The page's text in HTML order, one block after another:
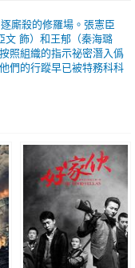
廝殺的修羅場。張憲臣
文 飾）和王郁（秦海璐
照組織的指示祕密潛入僞
們的行蹤早已被特務科科